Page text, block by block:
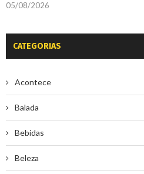
05/08/2026
CATEGORIAS
Acontece
Balada
Bebidas
Beleza